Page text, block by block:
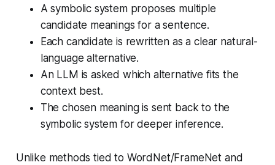
A symbolic system proposes multiple
candidate meanings for a sentence.
Each candidate is rewritten as a clear natural-
language alternative.
An LLM is asked which alternative fits the
context best.
The chosen meaning is sent back to the
symbolic system for deeper inference.
Unlike methods tied to WordNet/FrameNet and